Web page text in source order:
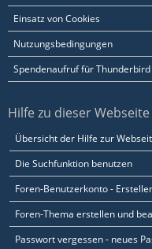
Einsatz von Cookies
Nutzungsbedingungen
Spendenaufruf für Thunderbird
Hilfe zu dieser Webseite
Übersicht der Hilfe zur
Die Suchfunktion benutzen
Foren-Benutzerkonto -
Foren-Thema erstellen und
Passwort vergessen - neues